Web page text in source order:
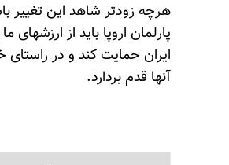
هرچه زودتر شاهد این تغییر
پارلمان اروپا باید از ارزشهای
ایران حمایت کند و در راستای
آنها قدم بردارد.